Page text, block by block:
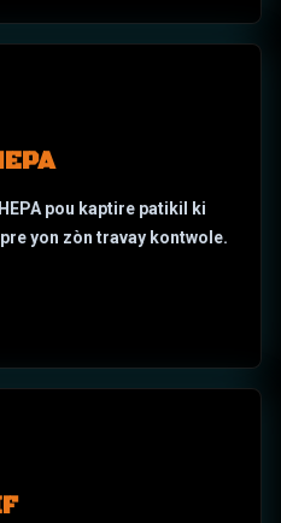
pou kaptire patikil ki
yon zòn travay kontwole.